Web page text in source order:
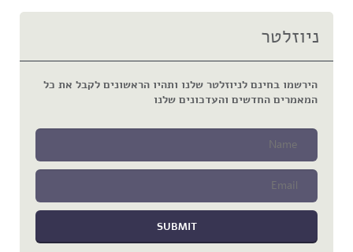
ניוזלטר
הירשמו בחינם לניוזלטר שלנו ותהיו הראשונים לקבל את כל
המאמרים החדשים והעדכונים שלנו